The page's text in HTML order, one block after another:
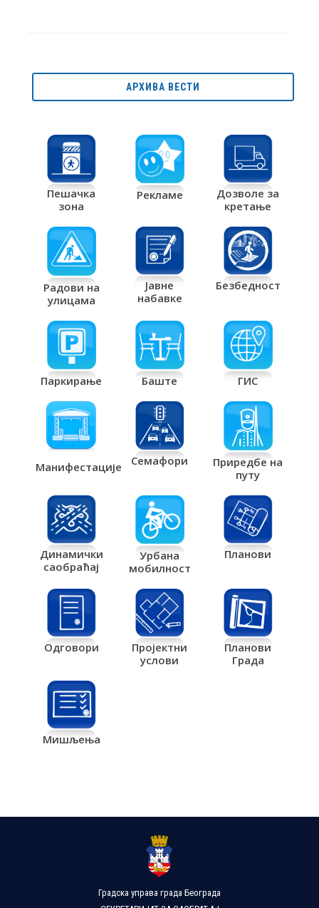
АРХИВА ВЕСТИ
Пешачка
зона
Рекламе
Дозволе за
кретање
Радови на
улицама
Јавне
набавке
Безбедност
Паркирање Баште ГИС
Манифестације Семафори
Приредбе на
путу
Динамички
саобраћај
Урбана
мобилност
Планови
Одговори
Пројектни
услови
Планови
Града
Мишљења
Градска управа града Београда